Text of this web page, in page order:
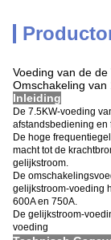
Voeding van de
Omschakeling van
Inleiding
De 7.5KW-voeding
afstandsbediening en
De hoge
macht tot de
gelijkstroom.
De
gelijkstroom-voeding
600A en 750A.
De gelijkstroom-
voeding